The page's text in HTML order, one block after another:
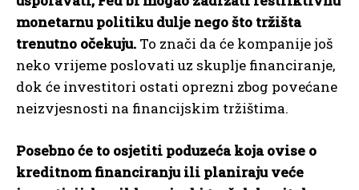
monetarnu politiku dulje nego što tržišta
trenutno očekuju. To znači da će kompanije još
neko vrijeme poslovati uz skuplje financiranje,
dok će investitori ostati oprezni zbog povećane
neizvjesnosti na financijskim tržištima.
Posebno će to osjetiti poduzeća koja ovise o
kreditnom financiranju ili planiraju veće